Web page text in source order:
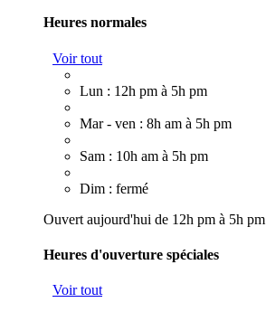
Heures normales
Voir tout
Lun : 12h pm à 5h pm
Mar - ven : 8h am à 5h pm
Sam : 10h am à 5h pm
Dim : fermé
Ouvert aujourd'hui de 12h pm à 5h pm
Heures d'ouverture spéciales
Voir tout